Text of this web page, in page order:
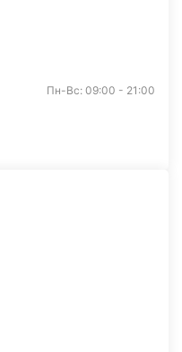
Пн-Вс: 09:00 - 21:00